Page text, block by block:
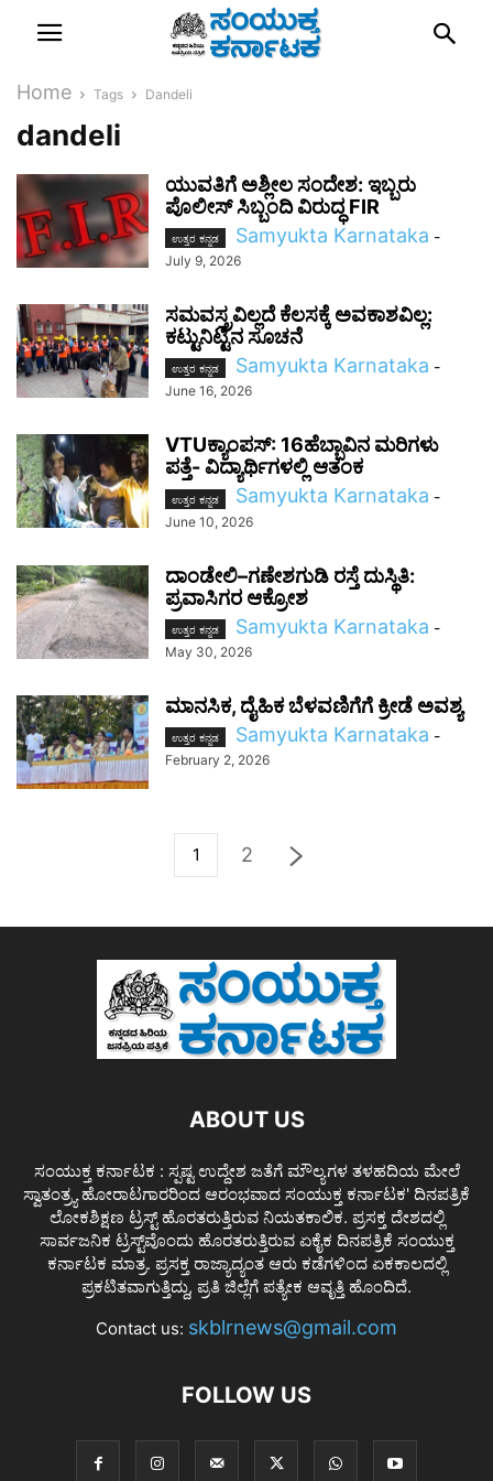
Home Tags Dandeli
dandeli
ಯುವತಿಗೆ ಅಶ್ಲೀಲ ಸಂದೇಶ: ಇಬ್ಬರು
ಪೊಲೀಸ್ ಸಿಬ್ಬಂದಿ ವಿರುದ್ಧ FIR
ಉತ್ತರ ಕನ್ನಡ Samyukta Karnataka -
July 9, 2026
ಸಮವಸ್ತ್ರವಿಲ್ಲದೆ ಕೆಲಸಕ್ಕೆ ಅವಕಾಶವಿಲ್ಲ:
ಕಟ್ಟುನಿಟ್ಟಿನ ಸೂಚನೆ
ಉತ್ತರ ಕನ್ನಡ Samyukta Karnataka -
June 16, 2026
VTUಕ್ಯಾಂಪಸ್‌: 16ಹೆಬ್ಬಾವಿನ ಮರಿಗಳು
ಪತ್ತೆ- ವಿದ್ಯಾರ್ಥಿಗಳಲ್ಲಿ ಆತಂಕ
ಉತ್ತರ ಕನ್ನಡ Samyukta Karnataka -
June 10, 2026
ದಾಂಡೇಲಿ–ಗಣೇಶಗುಡಿ ರಸ್ತೆ ದುಸ್ಥಿತಿ:
ಪ್ರವಾಸಿಗರ ಆಕ್ರೋಶ
ಉತ್ತರ ಕನ್ನಡ Samyukta Karnataka -
May 30, 2026
ಮಾನಸಿಕ, ದೈಹಿಕ ಬೆಳವಣಿಗೆಗೆ ಕ್ರೀಡೆ ಅವಶ್ಯ
ಉತ್ತರ ಕನ್ನಡ Samyukta Karnataka -
February 2, 2026
1 2
ABOUT US
ಸಂಯುಕ್ತ ಕರ್ನಾಟಕ : ಸ್ಪಷ್ಟ ಉದ್ದೇಶ ಜತೆಗೆ ಮೌಲ್ಯಗಳ ತಳಹದಿಯ ಮೇಲೆ
ಸ್ವಾತಂತ್ರ್ಯ ಹೋರಾಟಗಾರರಿಂದ ಆರಂಭವಾದ ಸಂಯುಕ್ತ ಕರ್ನಾಟಕ' ದಿನಪತ್ರಿಕೆ
ಲೋಕಶಿಕ್ಷಣ ಟ್ರಸ್ಟ್ ಹೊರತರುತ್ತಿರುವ ನಿಯತಕಾಲಿಕ. ಪ್ರಸಕ್ತ ದೇಶದಲ್ಲಿ
ಸಾರ್ವಜನಿಕ ಟ್ರಸ್ಟ್‌ವೊಂದು ಹೊರತರುತ್ತಿರುವ ಏಕೈಕ ದಿನಪತ್ರಿಕೆ ಸಂಯುಕ್ತ
ಕರ್ನಾಟಕ ಮಾತ್ರ. ಪ್ರಸಕ್ತ ರಾಜ್ಯಾದ್ಯಂತ ಆರು ಕಡೆಗಳಿಂದ ಏಕಕಾಲದಲ್ಲಿ
ಪ್ರಕಟಿತವಾಗುತ್ತಿದ್ದು, ಪ್ರತಿ ಜಿಲ್ಲೆಗೆ ಪತ್ಯೇಕ ಆವೃತ್ತಿ ಹೊಂದಿದೆ.
Contact us: skblrnews@gmail.com
FOLLOW US